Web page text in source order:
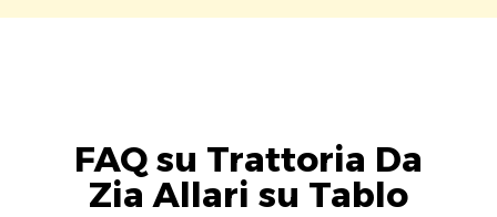
FAQ su Trattoria Da
Zia Allari su Tablo